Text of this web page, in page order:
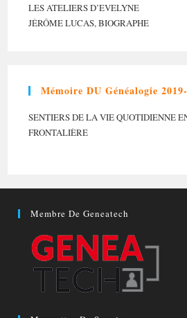
LES ATELIERS D’EVELYNE
JÉRÔME LUCAS, BIOGRAPHE
Mémoire DU Généalogie
SENTIERS DE LA VIE QUOTIDIENNE
FRONTALIÈRE
Membre De Geneatech